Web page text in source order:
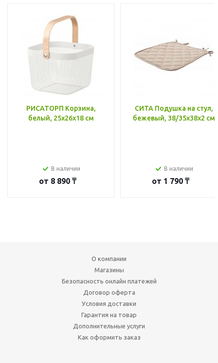
РИСАТОРП Корзина,
белый, 25x26x18 см
В наличии
от 8 890 ₸
СИТА Подушка на стул,
бежевый, 38/35x38x2 см
В наличии
от 1 790 ₸
О компании
Магазины
Безопасность онлайн платежей
Договор оферта
Условия доставки
Гарантия на товар
Дополнительные услуги
Как оформить заказ